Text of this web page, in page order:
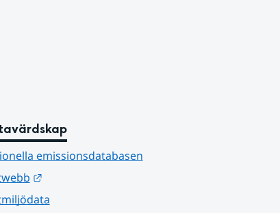
emissionsdatabasen
Länk till annan webbplats.